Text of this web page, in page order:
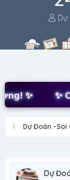
T
e
s
t
a
r
t
Dự
✨ ✨
Dự Đoán -Soi
Dự